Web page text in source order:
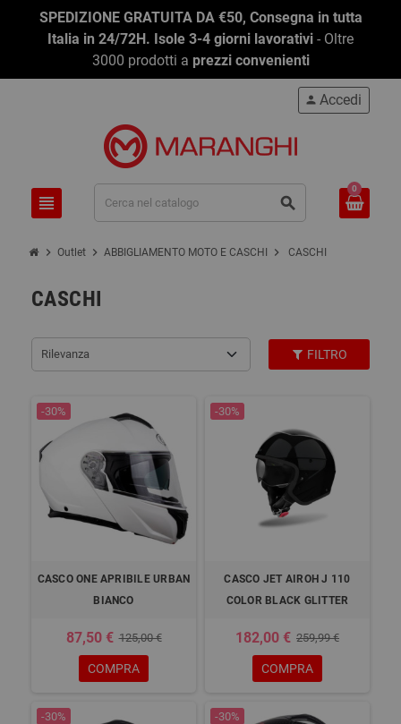
SPEDIZIONE GRATUITA DA €50, Consegna in tutta
Italia in 24/72H. Isole 3-4 giorni lavorativi - Oltre
3000 prodotti a prezzi convenienti
view_headline search
person Accedi
0
chevron_right Outlet chevron_right ABBIGLIAMENTO MOTO E CASCHI chevron_right CASCHI
CASCHI
Rilevanza FILTRO
-30%
CASCO ONE APRIBILE URBAN
BIANCO
87,50 € 125,00 €
COMPRA
-30%
CASCO JET AIROH J 110
COLOR BLACK GLITTER
182,00 € 259,99 €
COMPRA
-30% -30%